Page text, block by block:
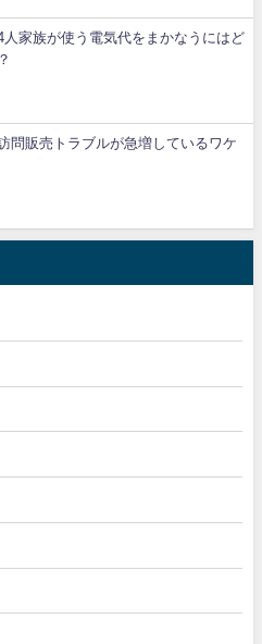
人家族が使う電気代をまかなうにはど
問販売トラブルが急増しているワケ